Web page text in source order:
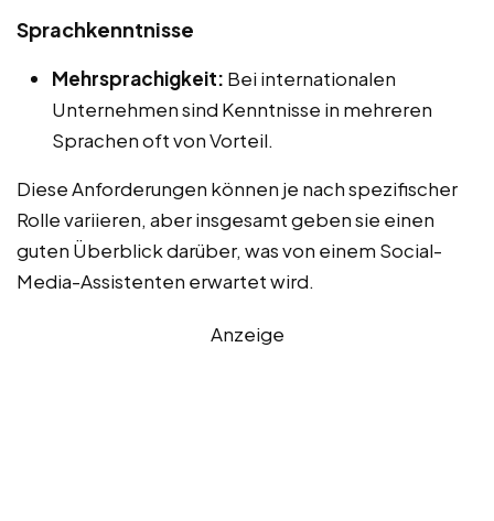
Sprachkenntnisse
Mehrsprachigkeit: Bei internationalen
Unternehmen sind Kenntnisse in mehreren
Sprachen oft von Vorteil.
Diese Anforderungen können je nach spezifischer
Rolle variieren, aber insgesamt geben sie einen
guten Überblick darüber, was von einem Social-
Media-Assistenten erwartet wird.
Anzeige